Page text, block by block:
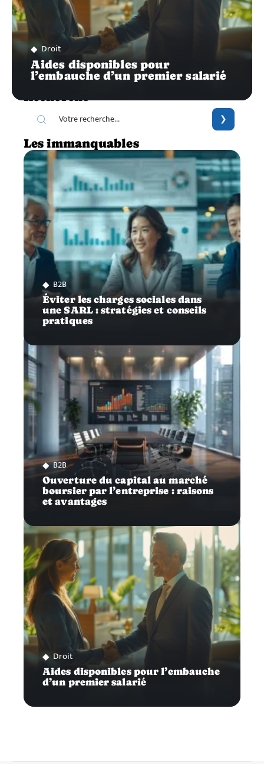
Droit
Aides disponibles pour
l’embauche d’un premier salarié
Recherche
Les immanquables
B2B
Éviter les charges sociales dans
une SARL : stratégies et conseils
pratiques
B2B
Ouverture du capital au marché
boursier par l’entreprise : raisons
et avantages
Droit
Aides disponibles pour l’embauche
d’un premier salarié